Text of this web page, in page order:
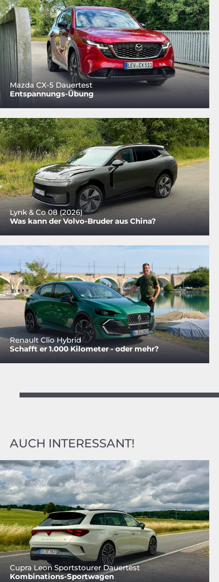
Mazda CX-5 Dauertest
Entspannungs-Übung
Lynk & Co 08 (2026)
Was kann der Volvo-Bruder aus China?
Renault Clio Hybrid
Schafft er 1.000 Kilometer - oder mehr?
AUCH INTERESSANT!
Cupra Leon Sportstourer Dauertest
Kombinations-Sportwagen